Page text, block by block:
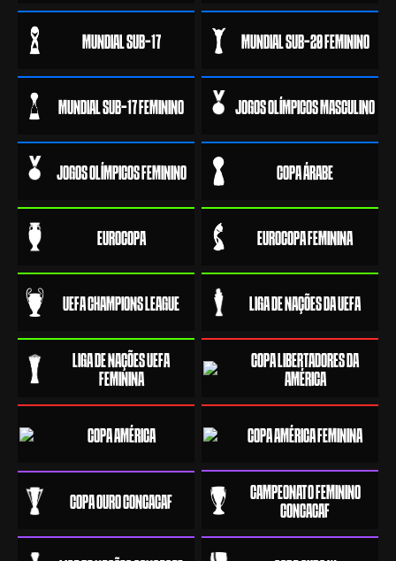
MUNDIAL SUB-17 MUNDIAL SUB-20 FEMININO
MUNDIAL SUB-17 FEMININO JOGOS OLÍMPICOS MASCULINO
JOGOS OLÍMPICOS FEMININO COPA ÁRABE
EUROCOPA EUROCOPA FEMININA
UEFA CHAMPIONS LEAGUE LIGA DE NAÇÕES DA UEFA
LIGA DE NAÇÕES UEFA
FEMININA
COPA LIBERTADORES DA
AMÉRICA
COPA AMÉRICA COPA AMÉRICA FEMININA
COPA OURO CONCACAF
CAMPEONATO FEMININO
CONCACAF